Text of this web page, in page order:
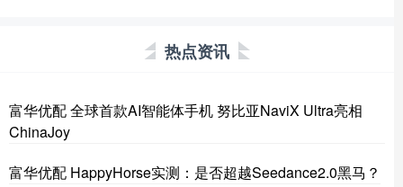
热点资讯
富华优配 全球首款AI智能体手机 努比亚NaviX Ultra亮相
ChinaJoy
富华优配 HappyHorse实测：是否超越Seedance2.0黑马？